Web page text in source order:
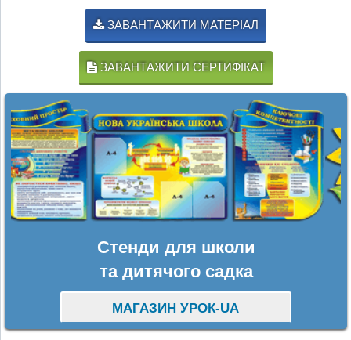
ЗАВАНТАЖИТИ МАТЕРІАЛ
ЗАВАНТАЖИТИ СЕРТИФІКАТ
Стенди для школи
та дитячого садка
МАГАЗИН УРОК-UA